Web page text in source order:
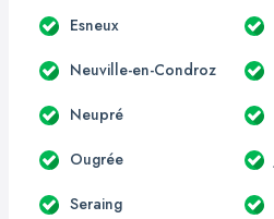
Esneux
Neuville-en-Condroz
Neupré
Ougrée
Seraing